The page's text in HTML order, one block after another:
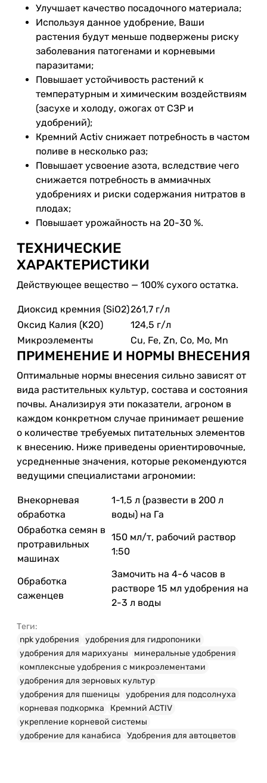
Улучшает качество посадочного материала;
Используя данное удобрение, Ваши
растения будут меньше подвержены риску
заболевания патогенами и корневыми
паразитами;
Повышает устойчивость растений к
температурным и химическим воздействиям
(засухе и холоду, ожогах от СЗР и
удобрений);
Кремний Activ снижает потребность в частом
поливе в несколько раз;
Повышает усвоение азота, вследствие чего
снижается потребность в аммиачных
удобрениях и риски содержания нитратов в
плодах;
Повышает урожайность на 20-30 %.
ТЕХНИЧЕСКИЕ
ХАРАКТЕРИСТИКИ
Действующее вещество — 100% сухого остатка.
Диоксид кремния (SiO2)261,7 г/л
Оксид Калия (K2O)
124,5 г/л
Микроэлементы
Cu, Fe, Zn, Co, Mo, Mn
ПРИМЕНЕНИЕ И НОРМЫ ВНЕСЕНИЯ
Оптимальные нормы внесения сильно зависят от
вида растительных культур, состава и состояния
почвы. Анализируя эти показатели, агроном в
каждом конкретном случае принимает решение
о количестве требуемых питательных элементов
к внесению. Ниже приведены ориентировочные,
усредненные значения, которые рекомендуются
ведущими специалистами агрономии:
Внекорневая
обработка
1-1,5 л (развести в 200 л
воды) на Га
Обработка семян в
протравильных
машинах
150 мл/т, рабочий раствор
1:50
Обработка
саженцев
Замочить на 4-6 часов в
растворе 15 мл удобрения на
2-3 л воды
Теги:
npk удобрения
удобрения для гидропоники
удобрения для марихуаны
минеральные удобрения
комплексные удобрения с микроэлементами
удобрения для зерновых культур
удобрения для пшеницы
удобрения для подсолнуха
корневая подкормка
Кремний ACTIV
укрепление корневой системы
удобрение для канабиса
Удобрения для автоцветов